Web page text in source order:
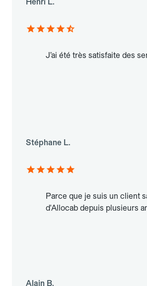
J’ai été très satisfaite des
Stéphane L.
Parce que je suis un client
d'Allocab depuis plusieurs
Alain B.